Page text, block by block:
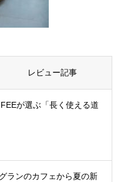
レビュー記事
が選ぶ「長く使える道
ランのカフェから夏の新